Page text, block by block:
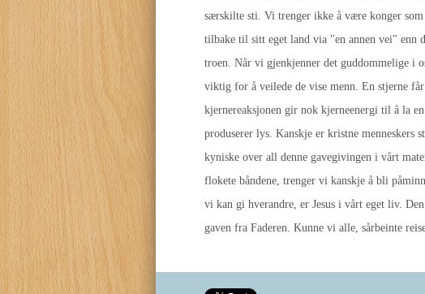
særskilte sti. Vi trenger ikke å være konger
tilbake til sitt eget land via "en annen vei" enn
troen. Når vi gjenkjenner det guddommelige i
viktig for å veilede de vise menn. En stjerne
kjernereaksjonen gir nok kjerneenergi til å la
produserer lys. Kanskje er kristne menneskers
kyniske over all denne gavegivingen i vårt
flokete båndene, trenger vi kanskje å bli
vi kan gi hverandre, er Jesus i vårt eget liv.
gaven fra Faderen. Kunne vi alle, sårbeinte